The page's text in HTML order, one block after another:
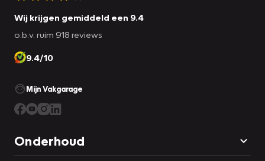
Wij krijgen gemiddeld een 9.4
o.b.v. ruim 918 reviews
9.4/10
Mijn Vakgarage
Onderhoud